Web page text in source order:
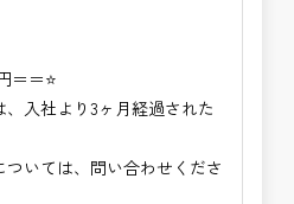
＝＝⭐
入社より3ヶ月経過された
いては、問い合わせくださ